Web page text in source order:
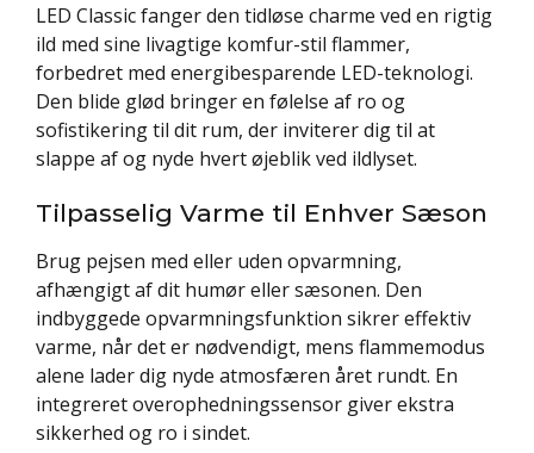
LED Classic fanger den tidløse charme ved en rigtig
ild med sine livagtige komfur-stil flammer,
forbedret med energibesparende LED-teknologi.
Den blide glød bringer en følelse af ro og
sofistikering til dit rum, der inviterer dig til at
slappe af og nyde hvert øjeblik ved ildlyset.
Tilpasselig Varme til Enhver Sæson
Brug pejsen med eller uden opvarmning,
afhængigt af dit humør eller sæsonen. Den
indbyggede opvarmningsfunktion sikrer effektiv
varme, når det er nødvendigt, mens flammemodus
alene lader dig nyde atmosfæren året rundt. En
integreret overophedningssensor giver ekstra
sikkerhed og ro i sindet.